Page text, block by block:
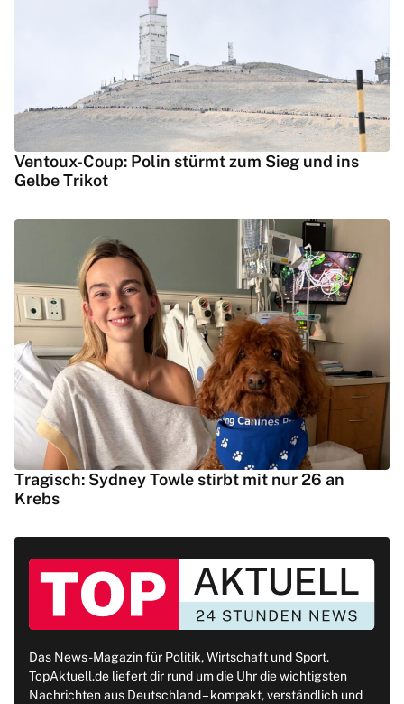
Ventoux-Coup: Polin stürmt zum Sieg und ins
Gelbe Trikot
Tragisch: Sydney Towle stirbt mit nur 26 an
Krebs
Das News-Magazin für Politik, Wirtschaft und Sport.
TopAktuell.de liefert dir rund um die Uhr die wichtigsten
Nachrichten aus Deutschland – kompakt, verständlich und